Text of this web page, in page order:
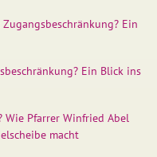
Ein
Ein Blick ins
Wie Pfarrer Winfried Abel
macht